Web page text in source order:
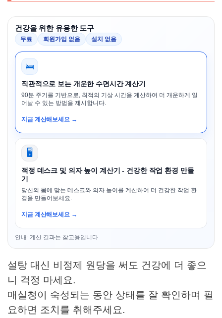
건강을 위한 유용한 도구
무료 회원가입 없음 설치 없음
🛌
직관적으로 보는 개운한 수면시간 계산기
90분 주기를 기반으로, 최적의 기상 시간을 계산하여 더 개운하게 일
어날 수 있는 방법을 제시합니다.
지금 계산해보세요 →
🖥️
적정 데스크 및 의자 높이 계산기 - 건강한 작업 환경 만들
기
당신의 몸에 맞는 데스크와 의자 높이를 계산하여 더 건강한 작업 환
경을 만들어보세요.
지금 계산해보세요 →
안내: 계산 결과는 참고용입니다.
설탕 대신 비정제 원당을 써도 건강에 더 좋으
니 걱정 마세요.
매실청이 숙성되는 동안 상태를 잘 확인하며 필
요하면 조치를 취해주세요.